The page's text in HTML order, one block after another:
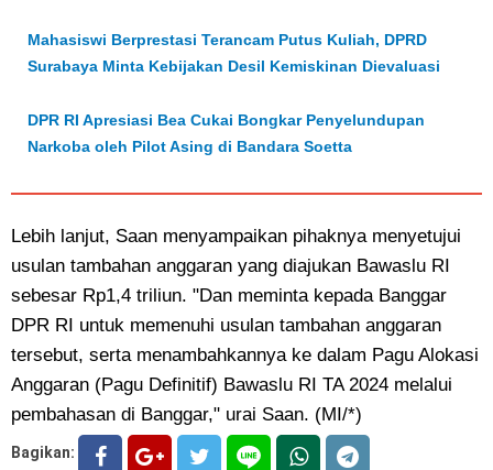
Mahasiswi Berprestasi Terancam Putus Kuliah, DPRD
Surabaya Minta Kebijakan Desil Kemiskinan Dievaluasi
DPR RI Apresiasi Bea Cukai Bongkar Penyelundupan
Narkoba oleh Pilot Asing di Bandara Soetta
Lebih lanjut, Saan menyampaikan pihaknya menyetujui
usulan tambahan anggaran yang diajukan Bawaslu RI
sebesar Rp1,4 triliun. "Dan meminta kepada Banggar
DPR RI untuk memenuhi usulan tambahan anggaran
tersebut, serta menambahkannya ke dalam Pagu Alokasi
Anggaran (Pagu Definitif) Bawaslu RI TA 2024 melalui
pembahasan di Banggar," urai Saan. (MI/*)
Bagikan: